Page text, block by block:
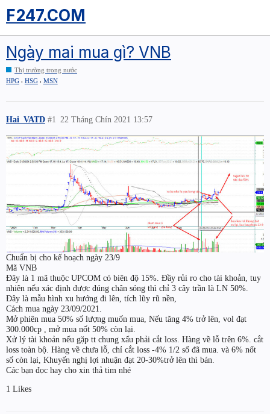
F247.COM
Ngày mai mua gì? VNB
Thị trường trong nước
HPG , HSG , MSN
Hai_VATD 22 Tháng Chín 2021 13:57
#1
Chuẩn bị cho kế hoạch ngày 23/9
Mã VNB
Đây là 1 mã thuộc UPCOM có biên độ 15%. Đầy rủi ro cho tài khoản, tuy
nhiên nếu xác định được đúng chân sóng thì chỉ 3 cây trần là LN 50%.
Đây là mẫu hình xu hướng đi lên, tích lũy rũ nền,
Cách mua ngày 23/09/2021.
Mở phiên mua 50% số lượng muốn mua, Nếu tăng 4% trở lên, vol đạt
300.000cp , mở mua nốt 50% còn lại.
Xử lý tài khoản nếu gặp tt chung xấu phải cắt loss. Hàng về lỗ trên 6%. cắt
loss toàn bộ. Hàng về chưa lỗ, chỉ cắt loss -4% 1/2 số đã mua. và 6% nốt
số còn lại, Khuyến nghị lợi nhuận đạt 20-30%trở lên thì bán.
Các bạn đọc hay cho xin thả tim nhé
1 Likes